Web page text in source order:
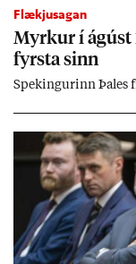
Flækjusagan
Myrk­ur í ág­úst
fyrsta sinn
Spek­ing­ur­inn Þa­les